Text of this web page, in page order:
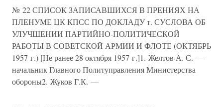
№ 22 СПИСОК ЗАПИСАВШИХСЯ В ПРЕНИЯХ НА
ПЛЕНУМЕ ЦК КПСС ПО ДОКЛАДУ т. СУСЛОВА ОБ
УЛУЧШЕНИИ ПАРТИЙНО-ПОЛИТИЧЕСКОЙ
РАБОТЫ В СОВЕТСКОЙ АРМИИ И ФЛОТЕ (ОКТЯБРЬ
1957 г.) [Не ранее 28 октября 1957 г.]1. Желтов А. С. —
начальник Главного Политуправления Министерства
обороны2. Жуков Г.К. —